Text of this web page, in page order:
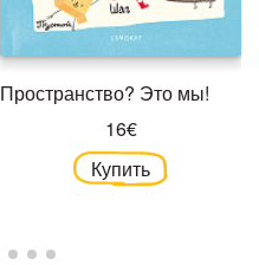
Пространство? Это мы!
16€
Купить